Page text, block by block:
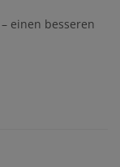
einen besseren